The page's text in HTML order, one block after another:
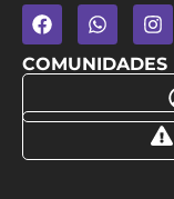
COMUNIDADES